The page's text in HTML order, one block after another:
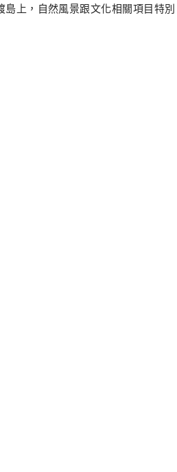
島上，自然風景跟文化相關項目特別
離島，但跟其他離島玩法截然不同，